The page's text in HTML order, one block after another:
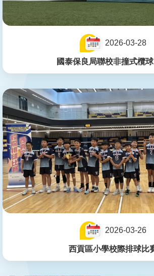
2026-03-28
國泰保良局聯校非撞式欖
2026-03-26
西貢區小學校際排球比